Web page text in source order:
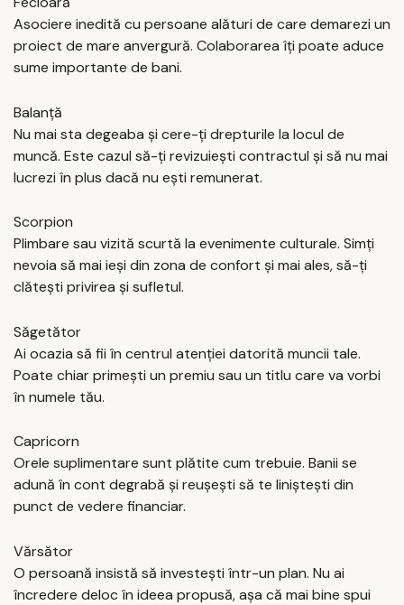
Asociere inedită cu persoane alături de care demarezi un
proiect de mare anvergură. Colaborarea îți poate aduce
sume importante de bani.
Balanță
Nu mai sta degeaba și cere-ți drepturile la locul de
muncă. Este cazul să-ți revizuiești contractul și să nu mai
lucrezi în plus dacă nu ești remunerat.
Scorpion
Plimbare sau vizită scurtă la evenimente culturale. Simți
nevoia să mai ieși din zona de confort și mai ales, să-ți
clătești privirea și sufletul.
Săgetător
Ai ocazia să fii în centrul atenției datorită muncii tale.
Poate chiar primești un premiu sau un titlu care va vorbi
în numele tău.
Capricorn
Orele suplimentare sunt plătite cum trebuie. Banii se
adună în cont degrabă și reușești să te liniștești din
punct de vedere financiar.
Vărsător
O persoană insistă să investești într-un plan. Nu ai
încredere deloc în ideea propusă, așa că mai bine spui